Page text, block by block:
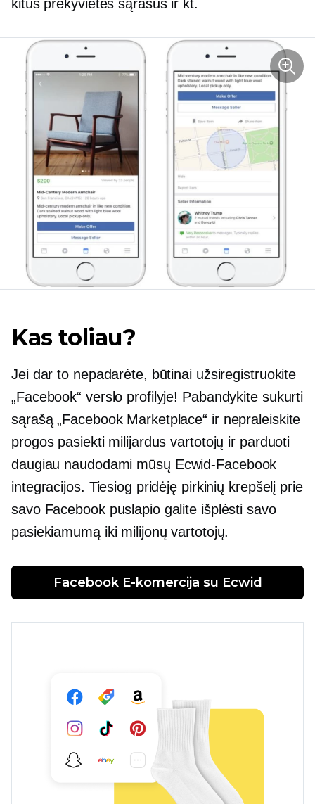
kitus prekyvietės sąrašus ir kt.
Kas toliau?
Jei dar to nepadarėte, būtinai užsiregistruokite
„Facebook“ verslo profilyje! Pabandykite sukurti
sąrašą „Facebook Marketplace“ ir nepraleiskite
progos pasiekti milijardus vartotojų ir parduoti
daugiau naudodami mūsų Ecwid-Facebook
integracijos. Tiesiog pridėję pirkinių krepšelį prie
savo Facebook puslapio galite išplėsti savo
pasiekiamumą iki milijonų vartotojų.
Facebook E-komercija su Ecwid